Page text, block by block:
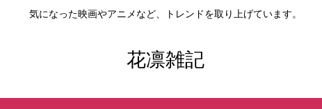
気になった映画やアニメなど、トレンドを取り上げています。
花凛雑記